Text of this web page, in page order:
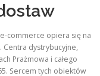
commerce opiera się na
Centra dystrybucyjne,
Prażmowa i całego
Sercem tych obiektów